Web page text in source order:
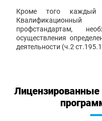
Кроме того каждый
Квалификационный
профстандартам,
осуществления
деятельности (ч.2